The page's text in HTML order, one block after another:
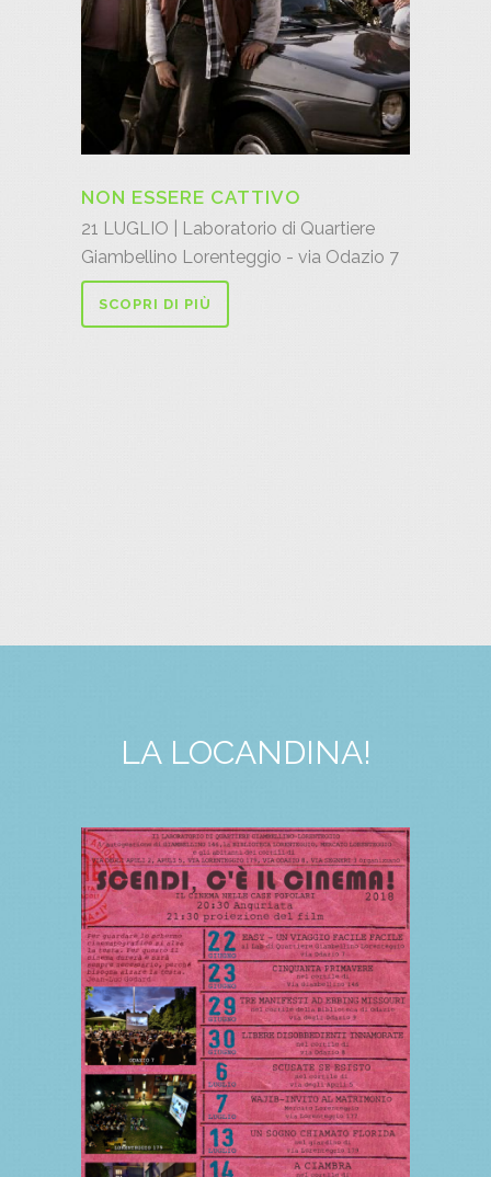
NON ESSERE CATTIVO
21 LUGLIO | Laboratorio di Quartiere
Giambellino Lorenteggio - via Odazio 7
SCOPRI DI PIÙ
LA LOCANDINA!